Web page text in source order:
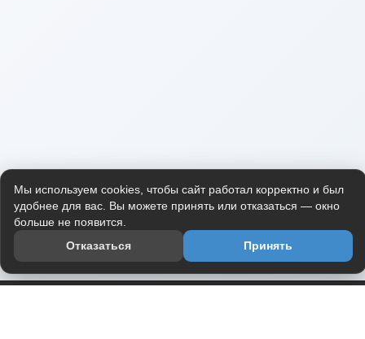
Мы используем cookies, чтобы сайт работал корректно и был
удобнее для вас. Вы можете принять или отказаться — окно
больше не появится.
Отказаться
Принять